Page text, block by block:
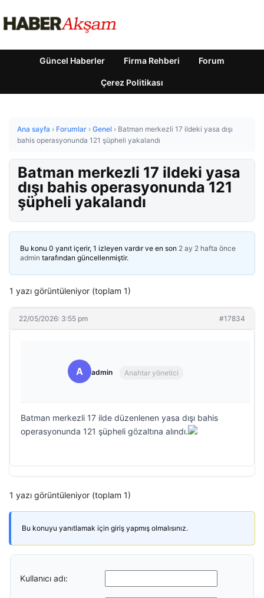
Güncel Haberler Firma Rehberi Forum
Çerez Politikası
Ana sayfa › Forumlar › Genel › Batman merkezli 17 ildeki yasa dışı
bahis operasyonunda 121 şüpheli yakalandı
Batman merkezli 17 ildeki yasa
dışı bahis operasyonunda 121
şüpheli yakalandı
Bu konu 0 yanıt içerir, 1 izleyen vardır ve en son 2 ay 2 hafta önce
admin tarafından güncellenmiştir.
1 yazı görüntüleniyor (toplam 1)
22/05/2026: 3:55 pm #17834
A admin Anahtar yönetici
Batman merkezli 17 ilde düzenlenen yasa dışı bahis
operasyonunda 121 şüpheli gözaltına alındı.
1 yazı görüntüleniyor (toplam 1)
Bu konuyu yanıtlamak için giriş yapmış olmalısınız.
Kullanıcı adı: